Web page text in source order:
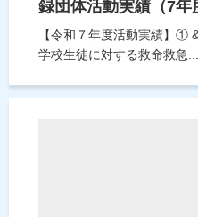
録団体活動実績（7年
【令和７年度活動実績】①
学校生徒に対する救命救急...